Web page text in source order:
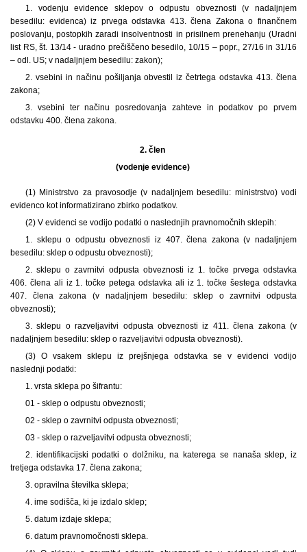
1. vodenju evidence sklepov o odpustu obveznosti (v nadaljnjem
besedilu: evidenca) iz prvega odstavka 413. člena Zakona o finančnem
poslovanju, postopkih zaradi insolventnosti in prisilnem prenehanju (Uradni
list RS, št. 13/14 - uradno prečiščeno besedilo, 10/15 – popr., 27/16 in 31/16
– odl. US; v nadaljnjem besedilu: zakon);
2. vsebini in načinu pošiljanja obvestil iz četrtega odstavka 413. člena
zakona;
3. vsebini ter načinu posredovanja zahteve in podatkov po prvem
odstavku 400. člena zakona.
2. člen
(vodenje evidence)
(1) Ministrstvo za pravosodje (v nadaljnjem besedilu: ministrstvo) vodi
evidenco kot informatizirano zbirko podatkov.
(2) V evidenci se vodijo podatki o naslednjih pravnomočnih sklepih:
1. sklepu o odpustu obveznosti iz 407. člena zakona (v nadaljnjem
besedilu: sklep o odpustu obveznosti);
2. sklepu o zavrnitvi odpusta obveznosti iz 1. točke prvega odstavka
406. člena ali iz 1. točke petega odstavka ali iz 1. točke šestega odstavka
407. člena zakona (v nadaljnjem besedilu: sklep o zavrnitvi odpusta
obveznosti);
3. sklepu o razveljavitvi odpusta obveznosti iz 411. člena zakona (v
nadaljnjem besedilu: sklep o razveljavitvi odpusta obveznosti).
(3) O vsakem sklepu iz prejšnjega odstavka se v evidenci vodijo
naslednji podatki:
1. vrsta sklepa po šifrantu:
01 - sklep o odpustu obveznosti;
02 - sklep o zavrnitvi odpusta obveznosti;
03 - sklep o razveljavitvi odpusta obveznosti;
2. identifikacijski podatki o dolžniku, na katerega se nanaša sklep, iz
tretjega odstavka 17. člena zakona;
3. opravilna številka sklepa;
4. ime sodišča, ki je izdalo sklep;
5. datum izdaje sklepa;
6. datum pravnomočnosti sklepa.